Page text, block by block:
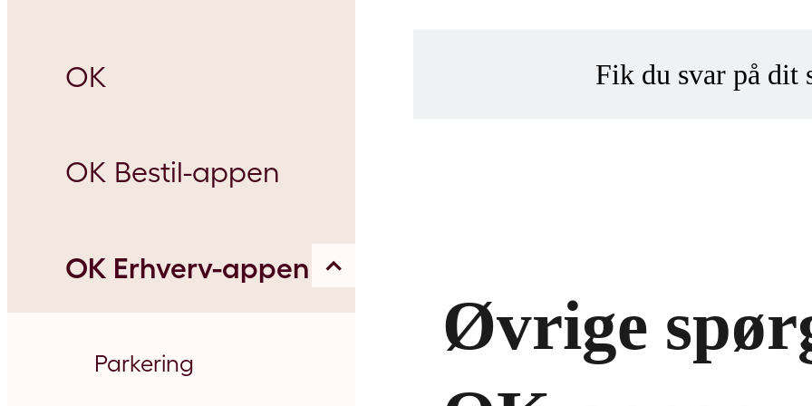
OK
OK Bestil-appen
OK Erhverv-appen
Parkering
Fik du svar på dit
Hvorfor ikke? Indsend din
Øvrige